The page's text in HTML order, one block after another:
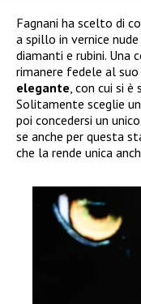
Fagnani ha scelto di
a spillo in vernice
diamanti e rubini. Una
rimanere fedele al suo
elegante , con cui si
Solitamente sceglie
poi concedersi un
se anche per questa
che la rende unica